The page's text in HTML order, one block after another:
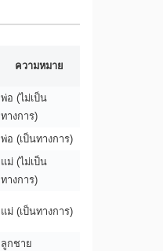
ความหมาย
พ่อ (ไม่เป็น
ทางการ)
พ่อ (เป็นทางการ)
แม่ (ไม่เป็น
ทางการ)
แม่ (เป็นทางการ)
ลูกชาย